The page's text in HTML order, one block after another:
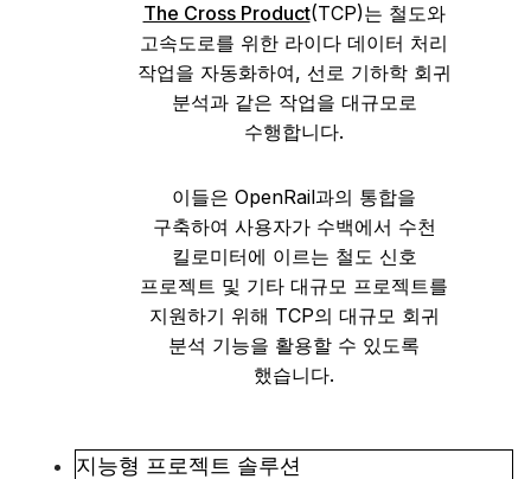
The Cross Product(TCP)는 철도와
고속도로를 위한 라이다 데이터 처리
작업을 자동화하여, 선로 기하학 회귀
분석과 같은 작업을 대규모로
수행합니다.
이들은 OpenRail과의 통합을
구축하여 사용자가 수백에서 수천
킬로미터에 이르는 철도 신호
프로젝트 및 기타 대규모 프로젝트를
지원하기 위해 TCP의 대규모 회귀
분석 기능을 활용할 수 있도록
했습니다.
지능형 프로젝트 솔루션